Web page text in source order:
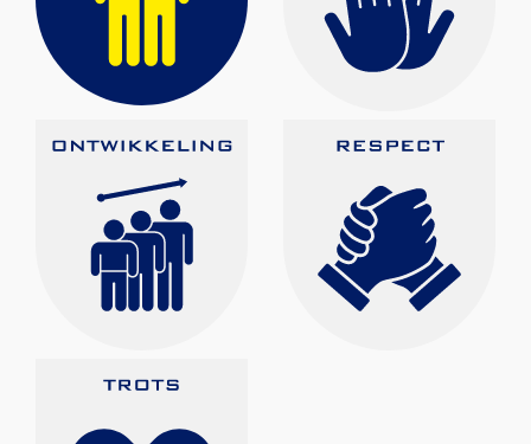
LED-boarding NIEUW!
Sponsoren
Business Club 2.0
Heeren van Ter Specke
Maatschappelijke bijdrage
Steun bij contributie
Support Casper
Dagbesteding ’s Heeren Loo
De gezonde sportkantine
Onze vrijwilligers en ereleden
Vertrouwenspersonen
Financieel contactpersoon